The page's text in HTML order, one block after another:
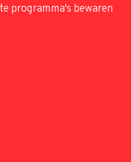
programma's bewaren